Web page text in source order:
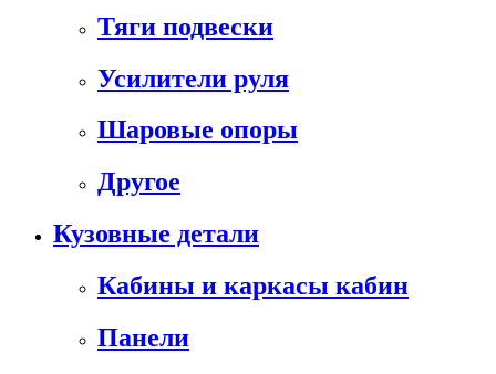
Тяги подвески
Усилители руля
Шаровые опоры
Другое
Кузовные детали
Кабины и каркасы кабин
Панели